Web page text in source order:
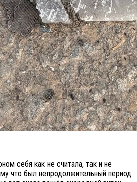
себя как не считала, так и не
что был непродолжительный период